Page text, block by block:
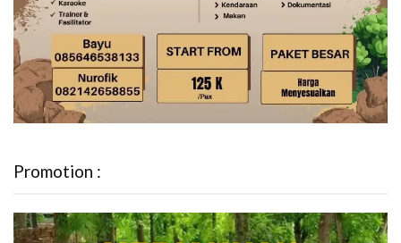
Promotion :